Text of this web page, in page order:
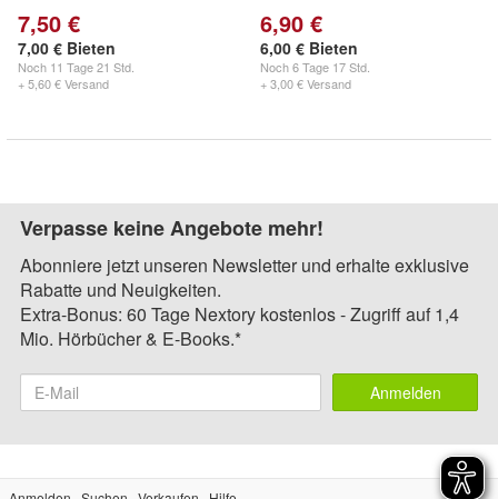
7,50 €
7,00 € Bieten
Noch 11 Tage 21 Std.
+ 5,60 € Versand
6,90 €
6,00 € Bieten
Noch6 Tage 17 Std.
+ 3,00 € Versand
Verpasse keine Angebote mehr!
Abonniere jetzt unseren Newsletter und erhalte exklusive
Rabatte und Neuigkeiten.
Extra-Bonus: 60 Tage Nextory kostenlos - Zugriff auf 1,4
Mio. Hörbücher & E-Books.*
Anmelden